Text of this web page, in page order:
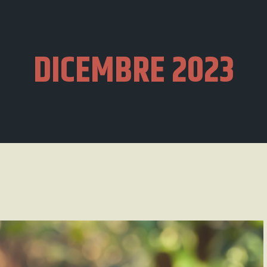
DICEMBRE 2023